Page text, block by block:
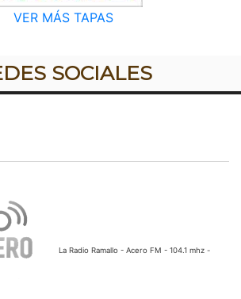
VER MÁS TAPAS
SOCIALES
La Radio Ramallo - Acero FM - 104.1 mhz -